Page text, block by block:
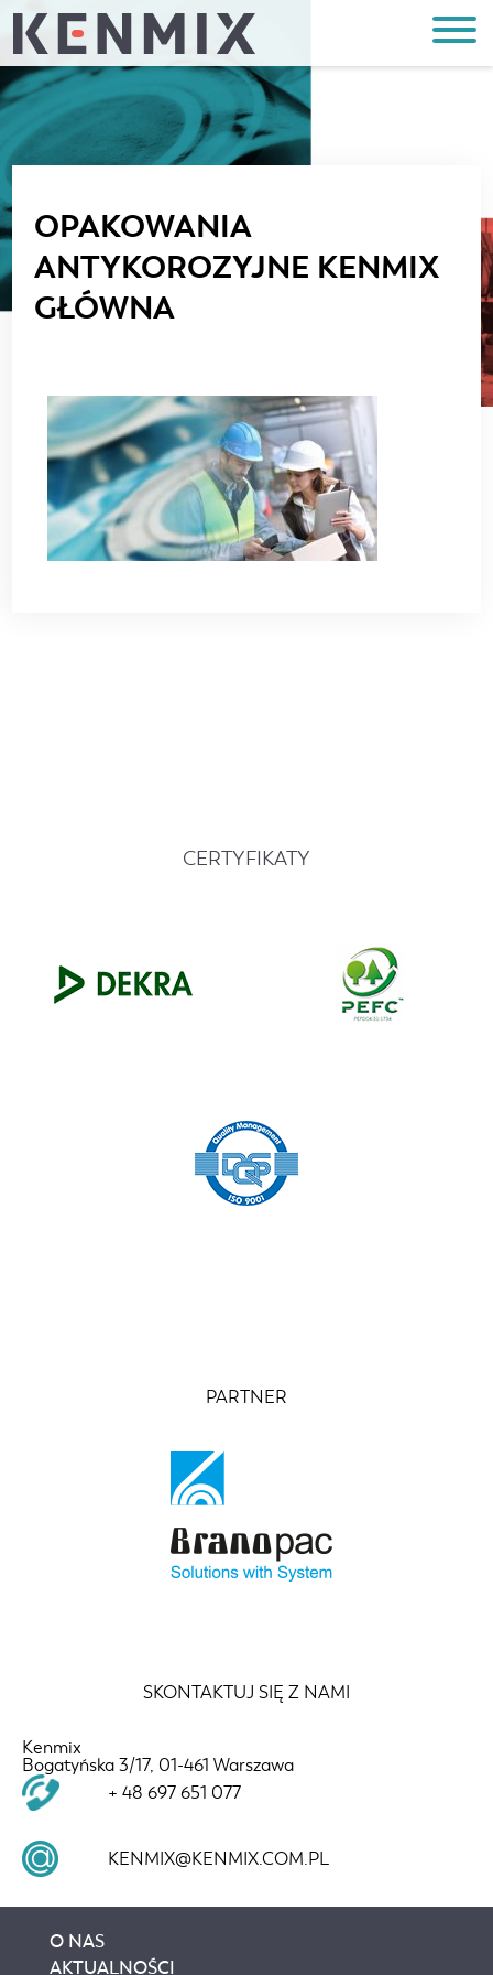
OPAKOWANIA
ANTYKOROZYJNE KENMIX
GŁÓWNA
CERTYFIKATY
O NAS
AKTUALNOŚCI
PARTNER
SKONTAKTUJ SIĘ Z NAMI
Kenmix
Bogatyńska 3/17, 01-461 Warszawa
+ 48 697 651 077
KENMIX@KENMIX.COM.PL